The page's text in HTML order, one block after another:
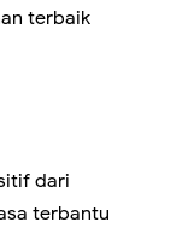
terbaik
dari
terbantu